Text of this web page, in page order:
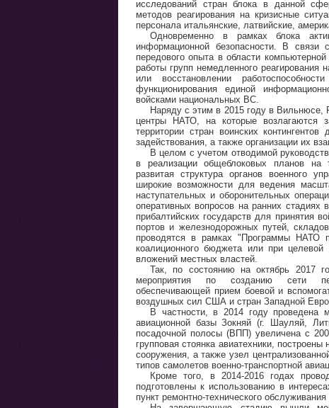
исследований стран блока в данной
методов реагирования на кризисные
персонала итальянские, латвийские,
Одновременно в рамках блока
информационной безопасности. В
передового опыта в области
работы групп немедленного
или восстановлении
функционирования единой
войсками национальных ВС.
Наряду с этим в 2015 году в
центры НАТО, на которые возлагаются
территории стран воинских
задействования, а также организации их
В целом с учетом отводимой
в реализации общеблоковых планов на
развитая структура органов военного
широкие возможности для ведения
наступательных и оборонительных
оперативных вопросов на ранних стадиях
прибалтийских государств для принятия
портов и железнодорожных путей,
проводятся в рамках "Программы НАТО
коалиционного бюджета или при
вложений местных властей.
Так, по состоянию на октябрь 2017
мероприятия по созданию сети
обеспечивающей прием боевой и
воздушных сил США и стран Западной
В частности, в 2014 году проведена
авиационной базы Зокняй (г. Шауляй,
посадочной полосы (ВПП) увеличена с
групповая стоянка авиатехники,
сооружения, а также узел
типов самолетов военно-транспортной
Кроме того, в 2014-2016 годах
подготовлены к использованию в
пункт ремонтно-технического